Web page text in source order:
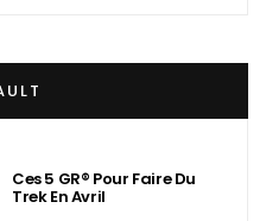
Ces 5 GR® Pour Faire Du
Trek En Avril